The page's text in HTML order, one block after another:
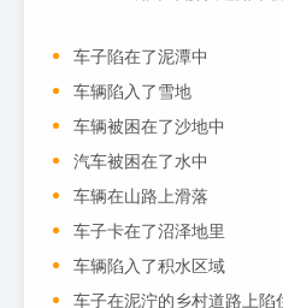
车子陷在了泥潭中
车辆陷入了雪地
车辆被困在了沙地中
汽车被困在了水中
车辆在山路上滑落
车子卡在了沼泽地里
车辆陷入了积水区域
车子在泥泞的乡村道路上陷